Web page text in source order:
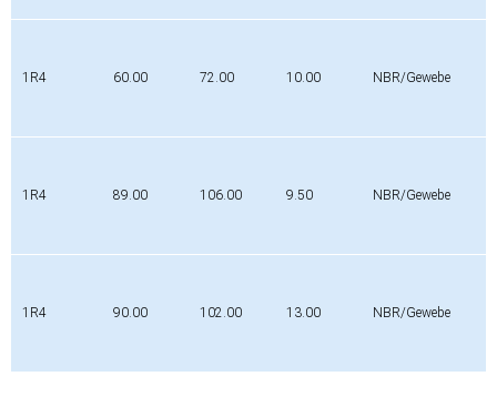
1R4 60.00 72.00 10.00 NBR/Gewebe
1R4 89.00 106.00 9.50 NBR/Gewebe
1R4 90.00 102.00 13.00 NBR/Gewebe